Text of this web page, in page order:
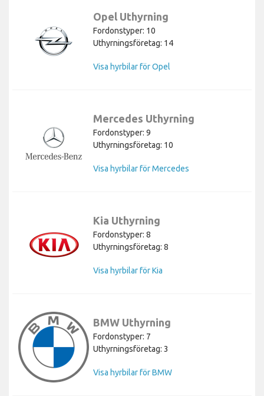
Opel Uthyrning
Fordonstyper: 10
Uthyrningsföretag: 14
Visa hyrbilar för Opel
Mercedes Uthyrning
Fordonstyper: 9
Uthyrningsföretag: 10
Visa hyrbilar för Mercedes
Kia Uthyrning
Fordonstyper: 8
Uthyrningsföretag: 8
Visa hyrbilar för Kia
BMW Uthyrning
Fordonstyper: 7
Uthyrningsföretag: 3
Visa hyrbilar för BMW